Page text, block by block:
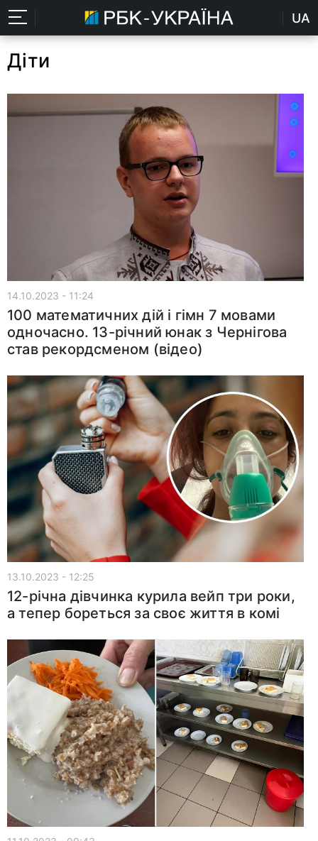
UA
Діти
14.10.2023 - 11:24
100 математичних дій і гімн 7 мовами
одночасно. 13-річний юнак з Чернігова
став рекордсменом (відео)
13.10.2023 - 12:25
12-річна дівчинка курила вейп три роки,
а тепер бореться за своє життя в комі